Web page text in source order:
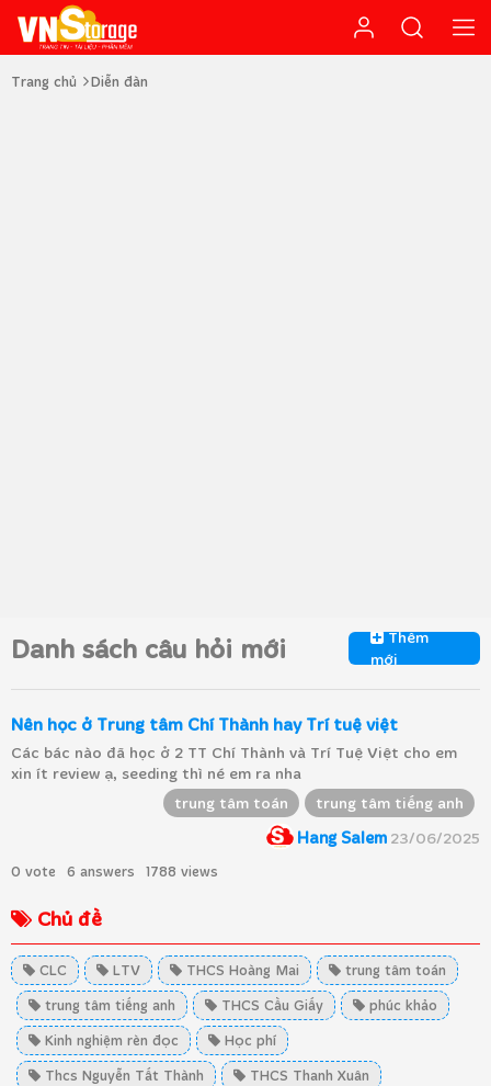
Trang chủ Diễn đàn
Chủ đề
CLC LTV THCS Hoàng Mai
trung tâm toán
trung tâm tiếng anh
THCS Cầu Giấy
phúc khảo
Kinh nghiệm rèn đọc
Học phí
Thcs Nguyễn Tất Thành
THCS Thanh Xuân
Danh sách câu hỏi mới
Thêm
mới
0 vote 6 answers 1788 views
Nên học ở Trung tâm Chí Thành hay Trí tuệ việt
Các bác nào đã học ở 2 TT Chí Thành và Trí Tuệ Việt cho em
xin ít review ạ, seeding thì né em ra nha
trung tâm toán
trung tâm tiếng anh
Hang Salem 23/06/2025